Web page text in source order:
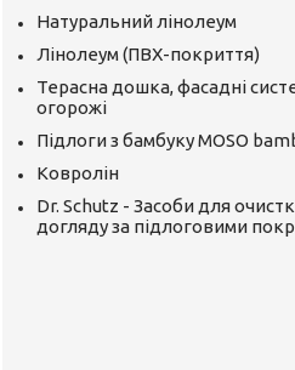
Натуральний лінолеум
Лінолеум (ПВХ-покриття)
Терасна дошка, фасадні
огорожі
Підлоги з бамбуку MOSO
Ковролін
Dr. Schutz - Засоби для
догляду за підлоговими